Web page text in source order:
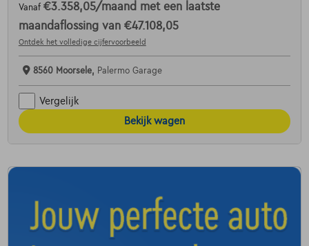
Vanaf €3.358,05/maand met een laatste
maandaflossing van €47.108,05
Ontdek het volledige cijfervoorbeeld
8560 Moorsele, Palermo Garage
Vergelijk
Bekijk wagen